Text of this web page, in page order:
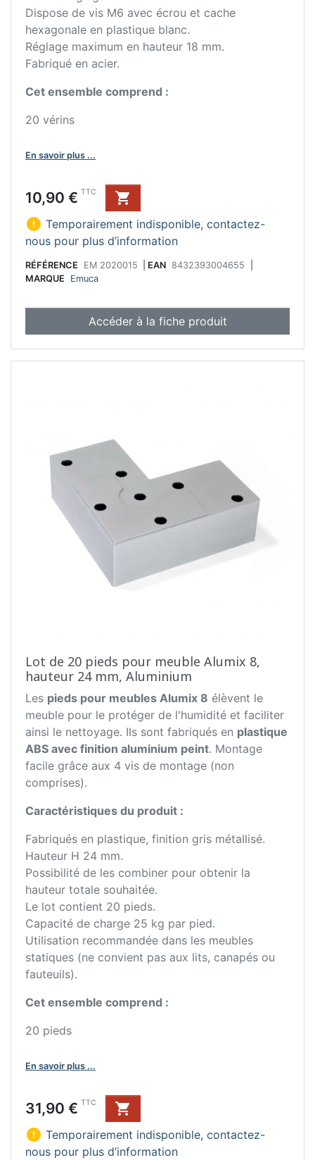
Dispose de vis M6 avec écrou et cache
hexagonale en plastique blanc.
Réglage maximum en hauteur 18 mm.
Fabriqué en acier.
Cet ensemble comprend :
20 vérins
En savoir plus ...
Prix
10,90 € TTC

 Temporairement indisponible, contactez-
nous pour plus d’information
RÉFÉRENCE EM 2020015 EAN 8432393004655
MARQUE
Emuca
Accéder à la fiche produit
Lot de 20 pieds pour meuble Alumix 8,
hauteur 24 mm, Aluminium
Les pieds pour meubles Alumix 8 élèvent le
meuble pour le protéger de l'humidité et faciliter
ainsi le nettoyage. Ils sont fabriqués en plastique
ABS avec finition aluminium peint. Montage
facile grâce aux 4 vis de montage (non
comprises).
Caractéristiques du produit :
Fabriqués en plastique, finition gris métallisé.
Hauteur H 24 mm.
Possibilité de les combiner pour obtenir la
hauteur totale souhaitée.
Le lot contient 20 pieds.
Capacité de charge 25 kg par pied.
Utilisation recommandée dans les meubles
statiques (ne convient pas aux lits, canapés ou
fauteuils).
Cet ensemble comprend :
20 pieds
En savoir plus ...
Prix
31,90 € TTC

 Temporairement indisponible, contactez-
nous pour plus d’information